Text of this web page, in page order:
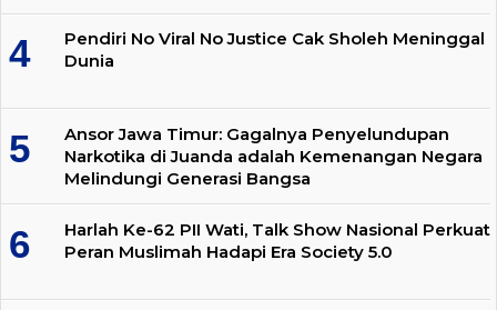
Pendiri No Viral No Justice Cak Sholeh Meninggal
Dunia
Ansor Jawa Timur: Gagalnya Penyelundupan
Narkotika di Juanda adalah Kemenangan Negara
Melindungi Generasi Bangsa
Harlah Ke-62 PII Wati, Talk Show Nasional Perkuat
Peran Muslimah Hadapi Era Society 5.0